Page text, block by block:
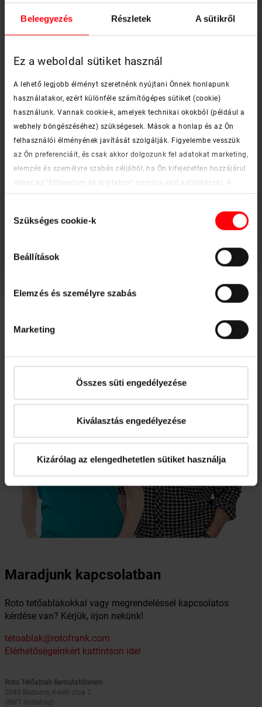
Beleegyezés Részletek A sütikről
Ez a weboldal sütiket használ
A lehető legjobb élményt szeretnénk nyújtani Önnek honlapunk
használatakor, ezért különféle számítógépes sütiket (cookie)
használunk. Vannak cookie-k, amelyek technikai okokból (például a
webhely böngészéséhez) szükségesek. Mások a honlap és az Ön
felhasználói élményének javítását szolgálják. Figyelembe vesszük
az Ön preferenciáit, és csak akkor dolgozunk fel adatokat marketing,
elemzés és személyre szabás céljából, ha Ön kifejezetten hozzájárul
ehhez az "Elfogadom és folytatom" gombra való kattintással. A
jövőben bármikor visszavonhatja beleegyezését. További
információkat a cookie-król és a testreszabási lehetőségekről a
"Részletek megjelenítése" gombra kattintva találhat.
kiválasztása
Szükséges cookie-k
Beállítások
Elemzés és személyre szabás
Marketing
Összes süti engedélyezése
Kiválasztás engedélyezése
Kizárólag az elengedhetetlen sütiket használja
Designo R7
A Roto Designo R7 egy felső harmadban nyíló tetőablak
alsó kilinccsel és 3-rétegű üvegezéssel, mely klasszikus
társaihoz képest magas billenési pontjával sokkal
nagyobb mozgásszabadságot és kényelmet biztosít.
Az R7-es tetőtéri ablak nem csak technikai tudásában,
Maradjunk kapcsolatban
Roto tetőablakokkal vagy megrendeléssel kapcsolatos
kérdése van? Kérjük, írjon nekünk!
tetoablak@rotofrank.com
Elérhetőségeinkért kattintson ide!
Roto Tetőablak Bemutatóterem
2040 Budaörs, Keleti utca 7.
(BWT irodaház)